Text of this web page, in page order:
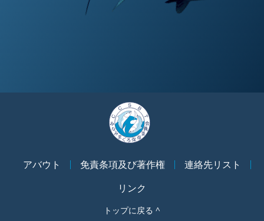
アバウト 免責条項及び著作権
連絡先リスト
リンク
トップに戻る ^